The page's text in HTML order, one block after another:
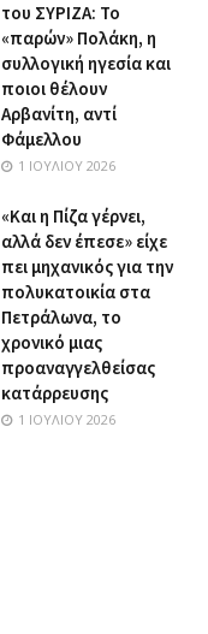
του ΣΥΡΙΖΑ: Το
«παρών» Πολάκη, η
συλλογική ηγεσία και
ποιοι θέλουν
Αρβανίτη, αντί
Φάμελλου
1 ΙΟΥΛΊΟΥ 2026
«Και η Πίζα γέρνει,
αλλά δεν έπεσε» είχε
πει μηχανικός για την
πολυκατοικία στα
Πετράλωνα, το
χρονικό μιας
προαναγγελθείσας
κατάρρευσης
1 ΙΟΥΛΊΟΥ 2026